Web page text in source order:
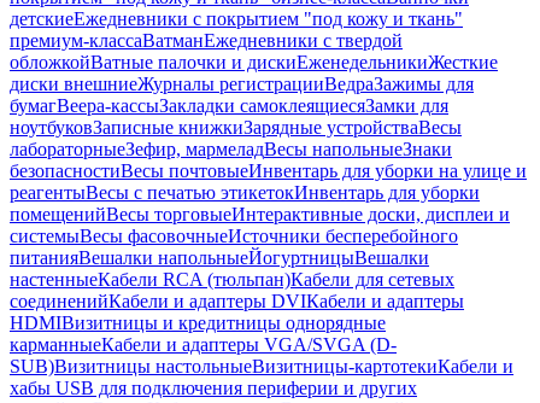
детскиеЕжедневники с покрытием "под кожу и ткань"
премиум-классаВатманЕжедневники с твердой
обложкойВатные палочки и дискиЕженедельникиЖесткие
диски внешниеЖурналы регистрацииВедраЗажимы для
бумагВеера-кассыЗакладки самоклеящиесяЗамки для
ноутбуковЗаписные книжкиЗарядные устройстваВесы
лабораторныеЗефир, мармеладВесы напольныеЗнаки
безопасностиВесы почтовыеИнвентарь для уборки на улице и
реагентыВесы с печатью этикетокИнвентарь для уборки
помещенийВесы торговыеИнтерактивные доски, дисплеи и
системыВесы фасовочныеИсточники бесперебойного
питанияВешалки напольныеЙогуртницыВешалки
настенныеКабели RCA (тюльпан)Кабели для сетевых
соединенийКабели и адаптеры DVIКабели и адаптеры
HDMIВизитницы и кредитницы однорядные
карманныеКабели и адаптеры VGA/SVGA (D-
SUB)Визитницы настольныеВизитницы-картотекиКабели и
хабы USB для подключения периферии и других